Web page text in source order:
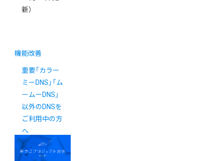
新）
機能改善
重要「カラー
ミーDNS」「ム
ームーDNS」
以外のDNSを
ご利用中の方
へ